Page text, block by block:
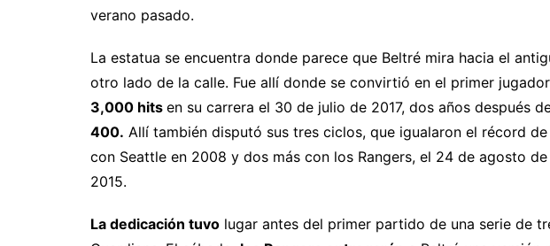
verano pasado.
La estatua se encuentra donde parece que Beltré mira hacia el
otro lado de la calle. Fue allí donde se convirtió en el primer
3,000 hits en su carrera el 30 de julio de 2017, dos años después
400. Allí también disputó sus tres ciclos, que igualaron el récord
con Seattle en 2008 y dos más con los Rangers, el 24 de agosto
2015.
La dedicación tuvo lugar antes del primer partido de una serie de